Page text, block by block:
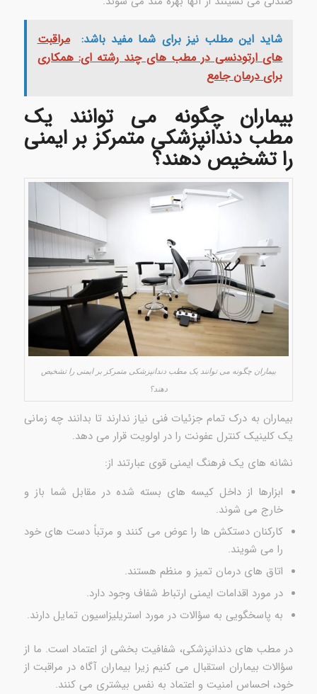
شاید این مطلب نیز برای شما مفید باشد:
مراقبت
های ارتودنسی در مطب های چند رشته ای: همکاری
برای درمان جامع
بیماران چگونه می توانند یک
مطب دندانپزشکی متمرکز بر ایمنی
را تشخیص دهند؟
بیماران چگونه می توانند یک مطب دندانپزشکی متمرکز بر ایمنی را تشخیص
دهند؟
بیماران به درک تمام جزئیات فنی نیاز ندارند تا بدانند چه زمانی
یک کلینیک کنترل عفونت را در اولویت قرار می دهد.
نشانه های یک فرهنگ ایمنی قوی عبارتند از:
ابزارها از داخل کیسه های بسته شده در مقابل شما باز و
خارج می شوند.
کارکنان دستکش ها را عوض می کنند و مرتباً دست های خود
را می شویند.
اتاق های درمان تمیز و منظم هستند.
در مورد اقدامات ایمنی ارتباط شفاف وجود دارد.
به پاسخگویی به سؤالات در مورد استریلیزاسیون تمایل دارند.
در مطب های دندانپزشکی، شفافیت بخشی از اعتماد است. ما از
سؤالات بیماران استقبال می کنیم زیرا بیماران آگاه در مراقبت از
خود، احساس امنیت و اعتماد به نفس بیشتری می کنند.